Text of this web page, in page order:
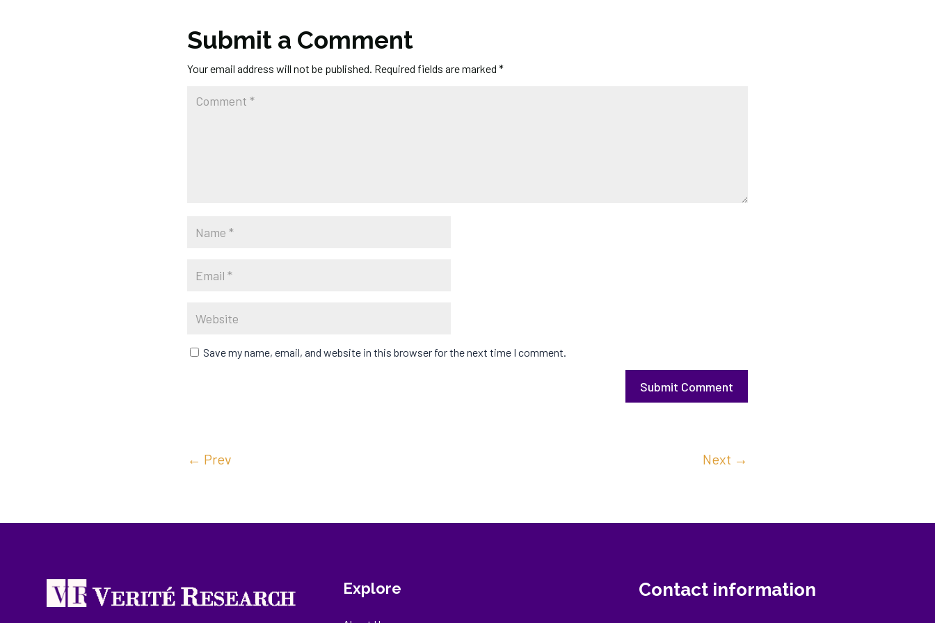
Submit a Comment
Your email address will not be published. Required fields are marked *
Save my name, email, and website in this browser for the next time I comment.
Submit Comment
← Prev Next →
Explore Contact information